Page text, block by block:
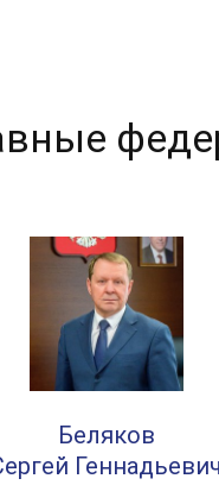
Беляков
Геннадьевич